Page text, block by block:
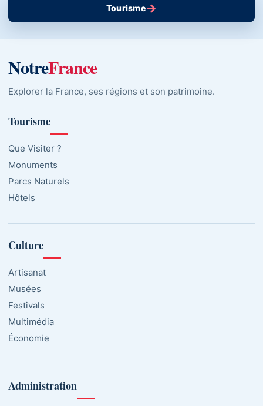
Tourisme→
NotreFrance
Explorer la France, ses régions et son patrimoine.
Tourisme
Que Visiter ?
Monuments
Parcs Naturels
Hôtels
Culture
Artisanat
Musées
Festivals
Multimédia
Économie
Administration